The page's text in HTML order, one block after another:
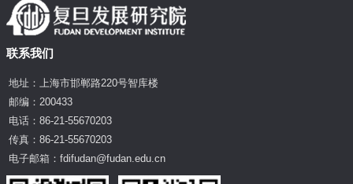
联系我们
地址：上海市邯郸路220号智库楼
邮编：200433
电话：86-21-55670203
传真：86-21-55670203
电子邮箱：fdifudan@fudan.edu.cn